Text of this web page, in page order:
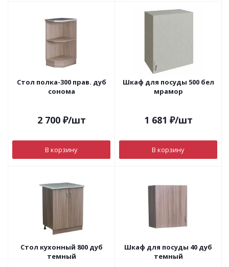
Стол полка-300 прав. дуб
сонома
2 700₽/шт
В корзину
Шкаф для посуды 500 бел
мрамор
1 681 ₽/шт
В корзину
Стол кухонный 800 дуб
темный
Шкаф для посуды 40 дуб
темный